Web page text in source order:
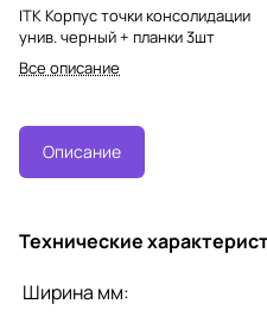
ITK Корпус точки консолидации
унив. черный + планки 3шт
Все описание
Описание
Технические
Ширина мм: